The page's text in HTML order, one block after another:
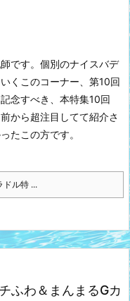
です。 個別のナイスバデ
くこのコーナー、第10回
記念すべき、本特集10回
から超注目してて紹介さ
たこの方です。
ドル特 ...
ふわ＆まんまるGカ